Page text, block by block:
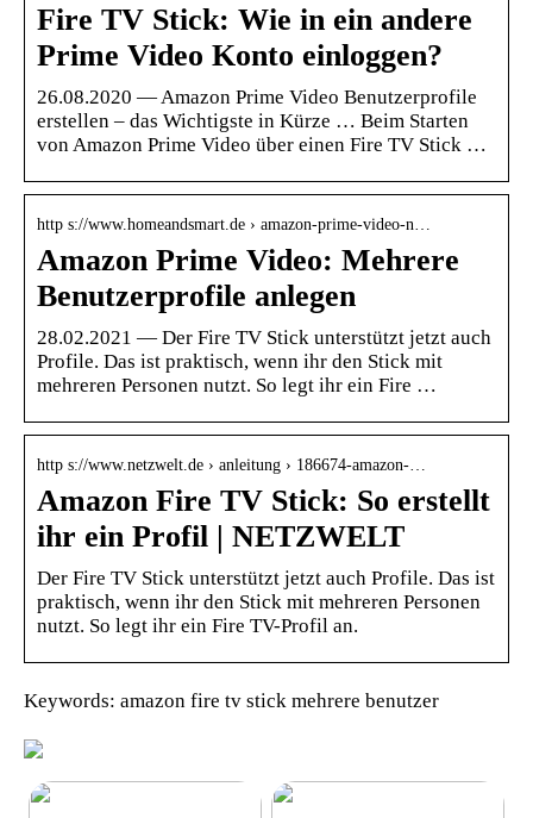
Fire TV Stick: Wie in ein andere
Prime Video Konto einloggen?
26.08.2020 — Amazon Prime Video Benutzerprofile
erstellen – das Wichtigste in Kürze … Beim Starten
von Amazon Prime Video über einen Fire TV Stick …
http s://www.homeandsmart.de › amazon-prime-video-n…
Amazon Prime Video: Mehrere
Benutzerprofile anlegen
28.02.2021 — Der Fire TV Stick unterstützt jetzt auch
Profile. Das ist praktisch, wenn ihr den Stick mit
mehreren Personen nutzt. So legt ihr ein Fire …
http s://www.netzwelt.de › anleitung › 186674-amazon-…
Amazon Fire TV Stick: So erstellt
ihr ein Profil | NETZWELT
Der Fire TV Stick unterstützt jetzt auch Profile. Das ist
praktisch, wenn ihr den Stick mit mehreren Personen
nutzt. So legt ihr ein Fire TV-Profil an.
Keywords: amazon fire tv stick mehrere benutzer